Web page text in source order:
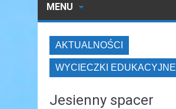
MENU
AKTUALNOŚCI
WYCIECZKI EDUKACYJNE
Jesienny spacer